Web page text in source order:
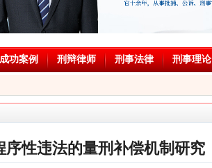
功案例 刑辩律师 刑事法律 刑事理论
序性违法的量刑补偿机制研究